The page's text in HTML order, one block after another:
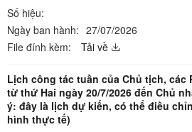
Số hiệu:
Ngày ban hành: 27/07/2026
File đính kèm:
Tải về
Lịch công tác tuần của Chủ tịch, các
từ thứ Hai ngày 20/7/2026 đến Chủ
ý: đây là lịch dự kiến, có thể điều
hình thực tế)